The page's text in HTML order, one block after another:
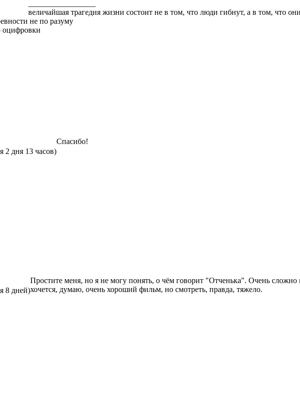
величайшая трагедия жизни состоит не в том, что люди гибнут, а в том, что
не по разуму
оцифровки
2 дня 13 часов)
Спасибо!
8 дней)
Простите меня, но я не могу понять, о чём говорит "Отченька". Очень сложно
хочется, думаю, очень хороший фильм, но смотреть, правда, тяжело.